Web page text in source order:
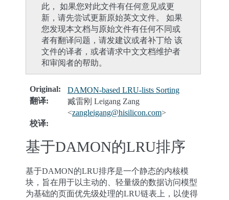
此， 如果您对此文件有任何意见或更
新，请先尝试更新原始英文文件。 如果
您发现本文档与原始文件有任何不同或
者有翻译问题，请发建议或者补丁给 该
文件的译者，或者请求中文文档维护者
和审阅者的帮助。
Original:
DAMON-based LRU-lists Sorting
翻译:
臧雷刚 Leigang Zang
<zangleigang@hisilicon.com>
校译:
基于DAMON的LRU排序
基于DAMON的LRU排序是一个静态的内核模
块，旨在用于以主动的、轻量级的数据访问模型
为基础的页面优先级处理的LRU链表上，以使得